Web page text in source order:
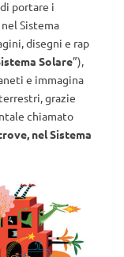
portare i
Sistema
disegni e rap
Solare”),
e immagina
grazie
chiamato
nel Sistema